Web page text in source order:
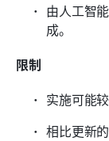
由人工智
成。
限制
实施可能
相比更新